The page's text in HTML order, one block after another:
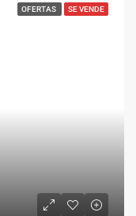
OFERTAS SE VENDE